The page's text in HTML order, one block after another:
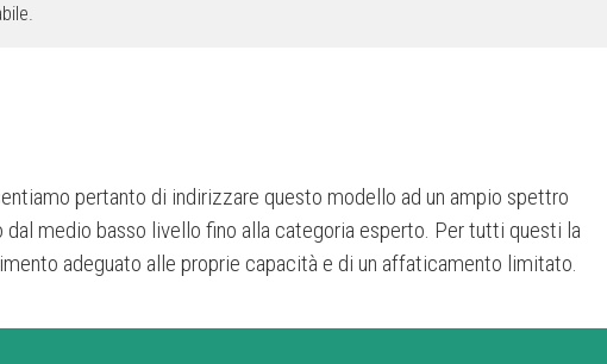
pertanto di indirizzare questo modello ad un ampio spettro
dal medio basso livello fino alla categoria esperto. Per tutti questi la
adeguato alle proprie capacità e di un affaticamento limitato.